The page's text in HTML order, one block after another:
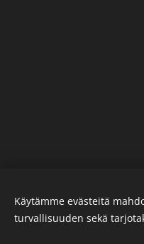
Käytämme evästeitä
turvallisuuden sekä